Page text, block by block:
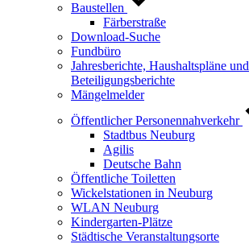
Baustellen
Färberstraße
Download-Suche
Fundbüro
Jahresberichte, Haushaltspläne und
Beteiligungsberichte
Mängelmelder
Öffentlicher Personennahverkehr
Stadtbus Neuburg
Agilis
Deutsche Bahn
Öffentliche Toiletten
Wickelstationen in Neuburg
WLAN Neuburg
Kindergarten-Plätze
Städtische Veranstaltungsorte